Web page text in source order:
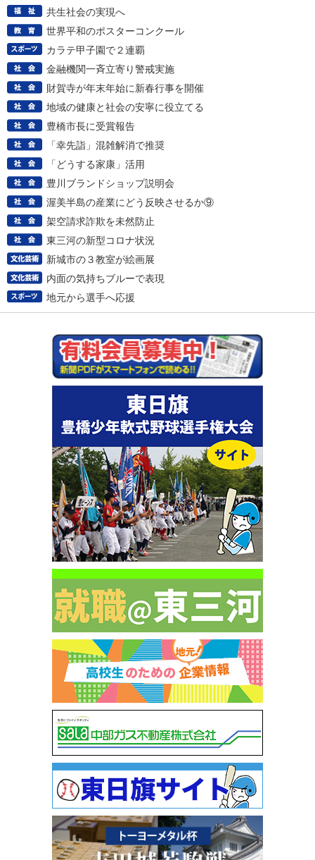
共生社会の実現へ
世界平和のポスターコンクール
カラテ甲子園で２連覇
金融機関一斉立寄り警戒実施
財賀寺が年末年始に新春行事を開催
地域の健康と社会の安寧に役立てる
豊橋市長に受賞報告
「幸先詣」混雑解消で推奨
「どうする家康」活用
豊川ブランドショップ説明会
渥美半島の産業にどう反映させるか⑨
架空請求詐欺を未然防止
東三河の新型コロナ状況
新城市の３教室が絵画展
内面の気持ちブルーで表現
地元から選手へ応援